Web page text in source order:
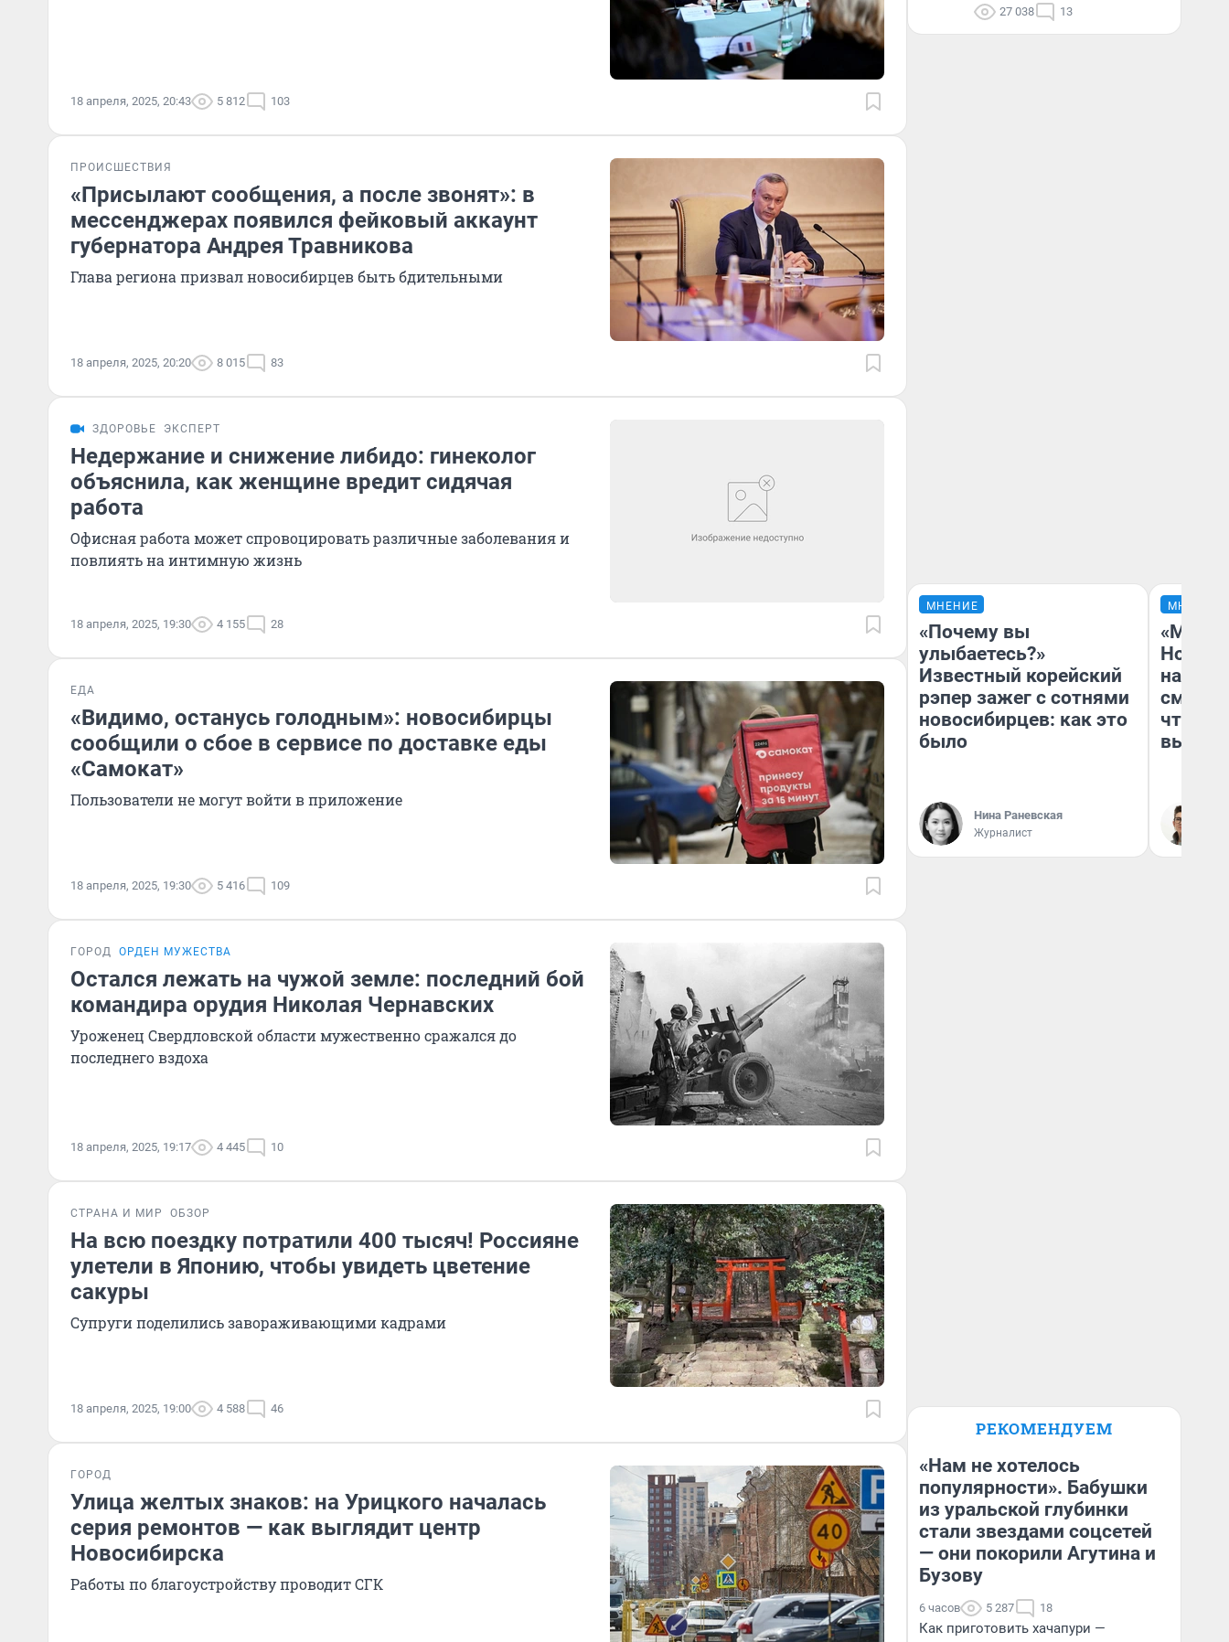
18 апреля, 2025, 20:43 5 812 103
ПРОИСШЕСТВИЯ
«Присылают сообщения, а после звонят»: в
мессенджерах появился фейковый аккаунт
губернатора Андрея Травникова
Глава региона призвал новосибирцев быть бдительными
18 апреля, 2025, 20:20 8 015 83
ЗДОРОВЬЕ ЭКСПЕРТ
Недержание и снижение либидо: гинеколог
объяснила, как женщине вредит сидячая
работа
Офисная работа может спровоцировать различные заболевания и
повлиять на интимную жизнь
18 апреля, 2025, 19:30 4 155 28
ЕДА
«Видимо, останусь голодным»: новосибирцы
сообщили о сбое в сервисе по доставке еды
«Самокат»
Пользователи не могут войти в приложение
18 апреля, 2025, 19:30 5 416 109
ГОРОД ОРДЕН МУЖЕСТВА
Остался лежать на чужой земле: последний бой
командира орудия Николая Чернавских
Уроженец Свердловской области мужественно сражался до
последнего вздоха
18 апреля, 2025, 19:17 4 445 10
СТРАНА И МИР ОБЗОР
На всю поездку потратили 400 тысяч! Россияне
улетели в Японию, чтобы увидеть цветение
сакуры
Супруги поделились завораживающими кадрами
18 апреля, 2025, 19:00 4 588 46
ГОРОД
Улица желтых знаков: на Урицкого началась
серия ремонтов — как выглядит центр
Новосибирска
Работы по благоустройству проводит СГК
27 038 13
МНЕНИЕ
«Почему вы
улыбаетесь?»
Известный корейский
рэпер зажег с сотнями
новосибирцев: как это
было
Нина Раневская
Журналист
МНЕНИЕ
«Мы
чтобы
РЕКОМЕНДУЕМ
«Нам не хотелось
популярности». Бабушки
из уральской глубинки
стали звездами соцсетей
— они покорили Агутина и
Бузову
6 часов 5 287 18
Как приготовить хачапури —